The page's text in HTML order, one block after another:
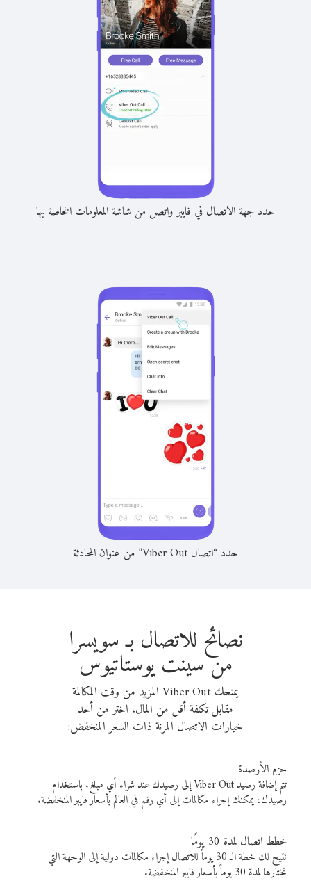
حدد جهة الاتصال في فايبر واتصل من شاشة المعلومات الخاصة بها
حدد “اتصال Viber Out” من عنوان المحادثة
نصائح للاتصال بـ سويسرا
من سينت يوستاتيوس
يمنحك Viber Out المزيد من وقت المكالمة
مقابل تكلفة أقل من المال. اختر من أحد
خيارات الاتصال المرنة ذات السعر المنخفض:
حزم الأرصدة
تتم إضافة رصيد Viber Out إلى رصيدك عند شراء أي مبلغ. باستخدام
رصيدك، يمكنك إجراء مكالمات إلى أي رقم في العالم بأسعار فايبر المنخفضة.
خطط اتصال لمدة 30 يومًا
تتيح لك خطة الـ 30 يوماً للاتصال إجراء مكالمات دولية إلى الوجهة التي
تختارها لمدة 30 يوماً بأسعار فايبر المنخفضة.